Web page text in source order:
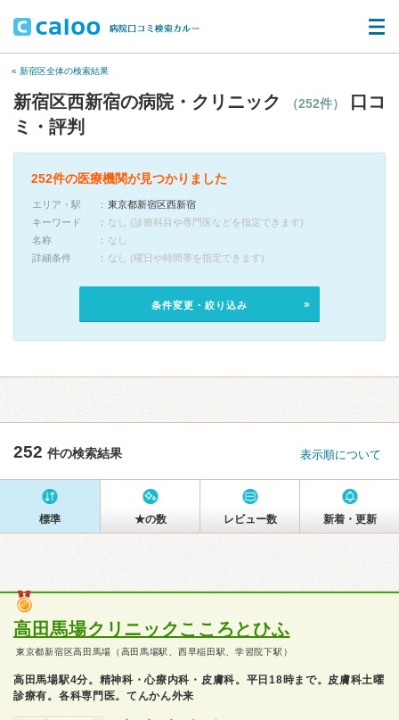
« 新宿区全体の検索結果
新宿区西新宿の病院・クリニック （252件）
口コ
ミ・評判
252件の医療機関が見つかりました
エリア・駅
東京都新宿区西新宿
キーワード
なし (診療科目や専門医などを指定できます)
名称
なし
詳細条件
なし (曜日や時間帯を指定できます)
条件変更・絞り込み
252 件の検索結果 表示順について
標準 ★の数 レビュー数 新着・更新
高田馬場クリニックこころとひふ
東京都新宿区高田馬場（高田馬場駅、西早稲田駅、学習院下駅）
高田馬場駅4分。精神科・心療内科・皮膚科。平日18時まで。皮膚科土曜
診療有。各科専門医。てんかん外来